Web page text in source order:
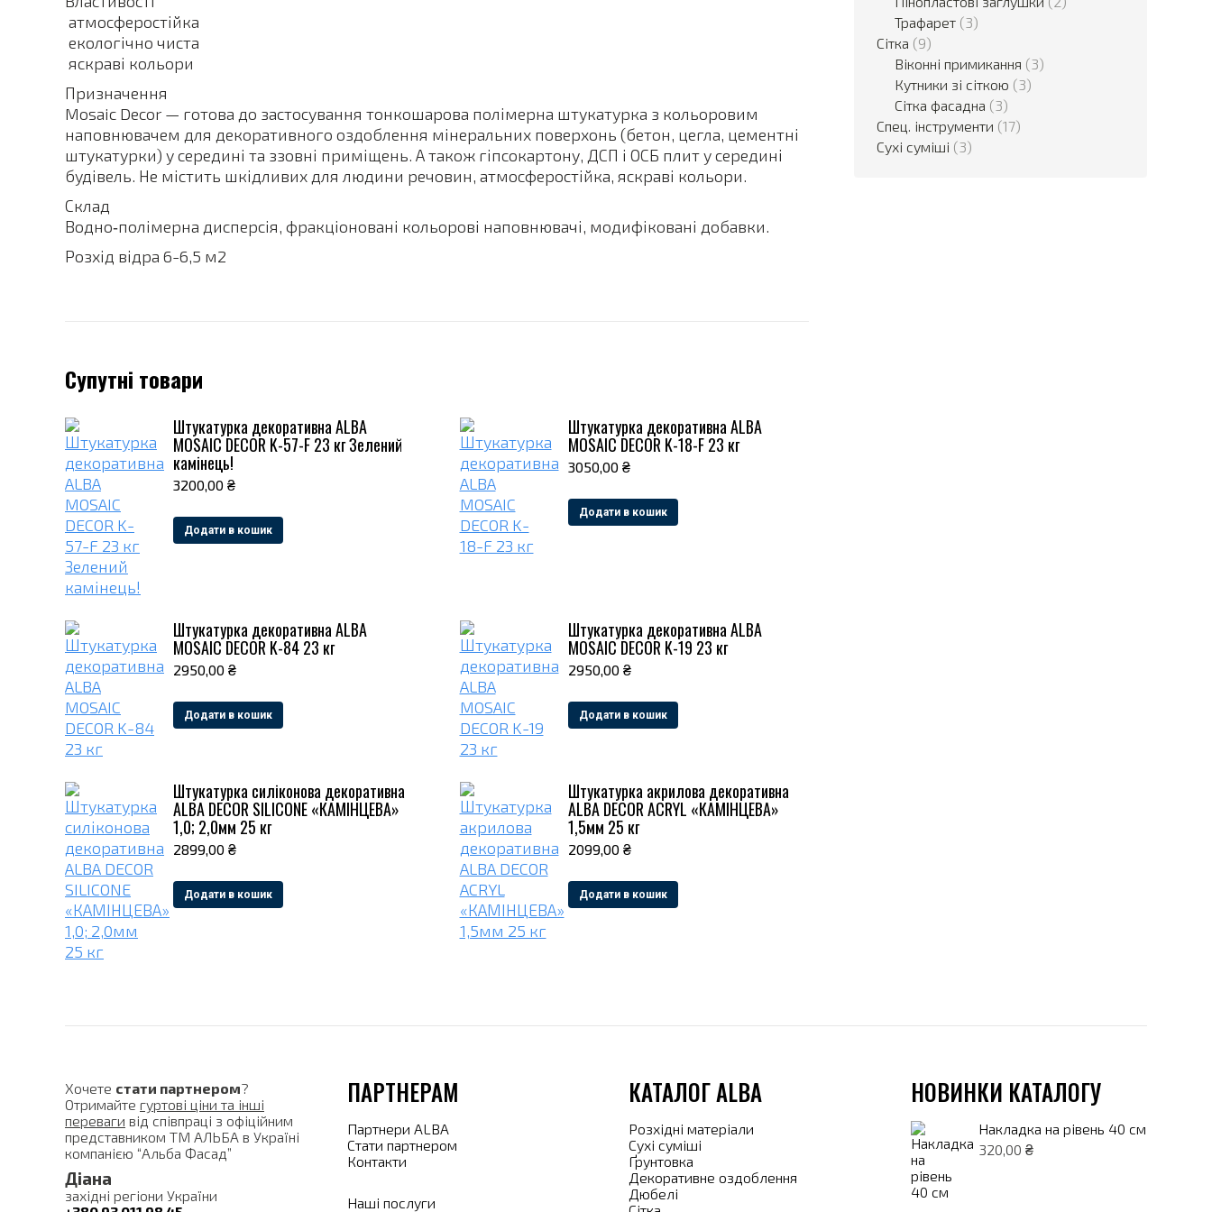
 атмосферостійка
 екологічно чиста
 яскраві кольори
Призначення
Mosaic Decor — готова до застосування тонкошарова полімерна штукатурка з кольоровим
наповнювачем для декоративного оздоблення мінеральних поверхонь (бетон, цегла, цементні
штукатурки) у середині та ззовні приміщень. А також гіпсокартону, ДСП і ОСБ плит у середині
будівель. Не містить шкідливих для людини речовин, атмосферостійка, яскраві кольори.
Склад
Водно‑полімерна дисперсія, фракціоновані кольорові наповнювачі, модифіковані добавки.
Розхід відра 6-6,5 м2
Супутні товари
Штукатурка декоративна ALBA
MOSAIC DECOR K-57-F 23 кг Зелений
камінець!
3200,00 ₴
Додати в кошик
Штукатурка декоративна ALBA
MOSAIC DECOR K-18-F 23 кг
3050,00 ₴
Додати в кошик
Штукатурка декоративна ALBA
MOSAIC DECOR K-84 23 кг
2950,00 ₴
Додати в кошик
Штукатурка декоративна ALBA
MOSAIC DECOR K-19 23 кг
2950,00 ₴
Додати в кошик
Штукатурка силіконова декоративна
ALBA DECOR SILICONE «КАМІНЦЕВА»
1,0; 2,0мм 25 кг
2899,00 ₴
Додати в кошик
Штукатурка акрилова декоративна
ALBA DECOR ACRYL «КАМІНЦЕВА»
1,5мм 25 кг
2099,00 ₴
Додати в кошик
Трафарет (3)
Сітка (9)
Віконні примикання (3)
Кутники зі сіткою (3)
Сітка фасадна (3)
Спец. інструменти (17)
Сухі суміші (3)
Хочете стати партнером?
Отримайте гуртові ціни та інші
переваги від співпраці з офіційним
представником ТМ АЛЬБА в Україні
компанією “Альба Фасад”
Діана
західні регіони України
ПАРТНЕРАМ
Партнери ALBA
Стати партнером
Контакти
Наші послуги
КАТАЛОГ ALBA
Розхідні матеріали
Сухі суміші
Ґрунтовка
Декоративне оздоблення
Дюбелі
НОВИНКИ КАТАЛОГУ
Накладка на рівень 40 см
320,00 ₴